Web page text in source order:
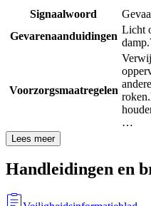
Signaalwoord
Gevarenaanduidingen
Licht
damp.
Voorzorgsmaatregelen
roken.
…
Lees meer
Handleidingen en